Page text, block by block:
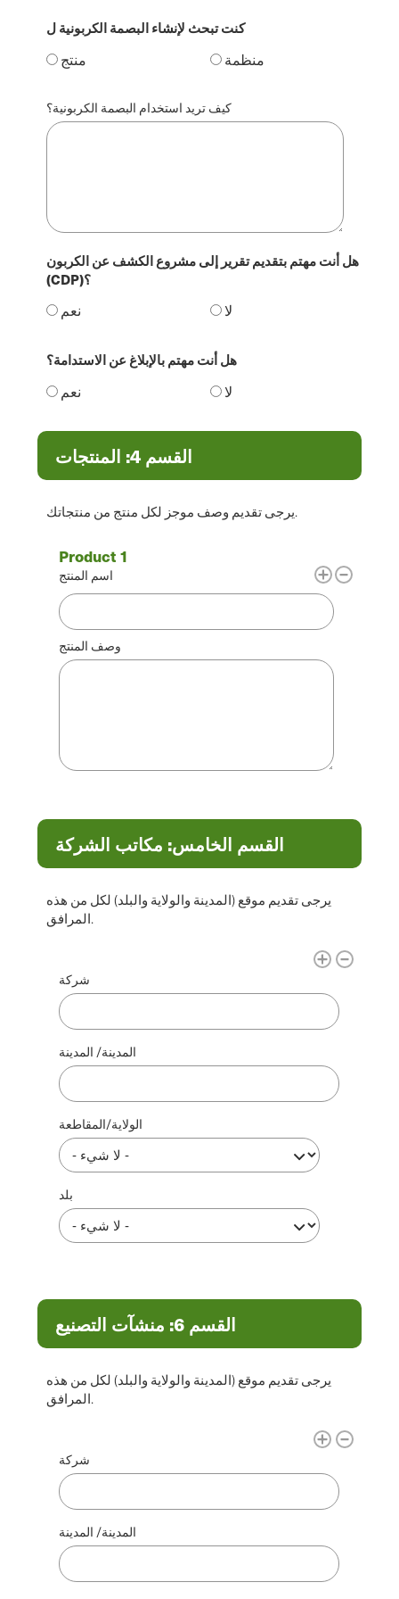
كنت تبحث لإنشاء البصمة الكربونية ل
منتج
منظمة
كيف تريد استخدام البصمة الكربونية؟
هل أنت مهتم بتقديم تقرير إلى مشروع الكشف عن الكربون
(CDP)؟
نعم
لا
هل أنت مهتم بالإبلاغ عن الاستدامة؟
نعم
لا
القسم 4: المنتجات
يرجى تقديم وصف موجز لكل منتج من منتجاتك.
اسم المنتج
وصف المنتج
القسم الخامس: مكاتب الشركة
يرجى تقديم موقع (المدينة والولاية والبلد) لكل من هذه
المرافق.
مكتب الشركة
شركة
المدينة/ المدينة
الولاية/المقاطعة
بلد
القسم 6: منشآت التصنيع
يرجى تقديم موقع (المدينة والولاية والبلد) لكل من هذه
المرافق.
مرافق التصنيع
شركة
المدينة/ المدينة